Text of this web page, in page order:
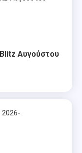
Αυγούστου